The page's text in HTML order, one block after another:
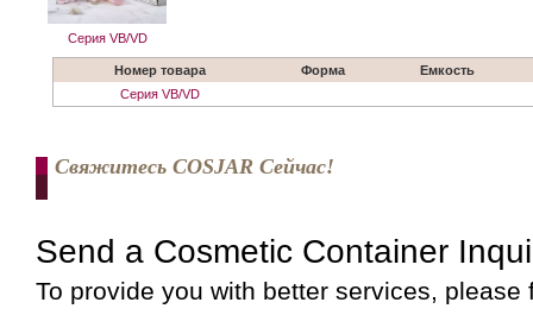
Серия VB/VD
Номер товара Форма
Емкость
Серия VB/VD
Свяжитесь COSJAR Сейчас!